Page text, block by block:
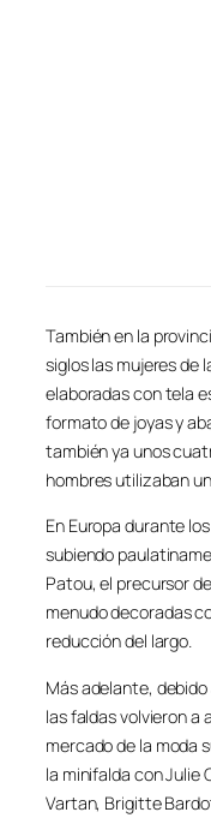
También en la
siglos las mujeres de
elaboradas con tela
formato de joyas y
también ya unos
hombres utilizaban
En Europa durante
subiendo
Patou, el precursor
menudo decoradas
reducción del largo.
Más adelante,
las faldas volvieron a
mercado de la moda
la minifalda con Julie
Vartan, Brigitte